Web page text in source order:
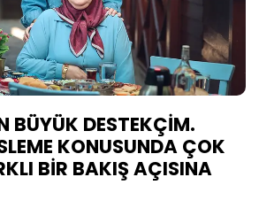
BÜYÜK DESTEKÇİM.
KONUSUNDA ÇOK
BİR BAKIŞ AÇISINA